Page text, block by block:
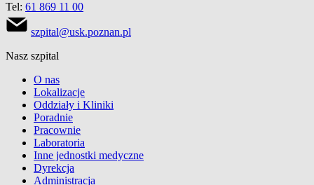
Tel: 61 869 11 00
szpital@usk.poznan.pl
Nasz szpital
O nas
Lokalizacje
Oddziały i Kliniki
Poradnie
Pracownie
Laboratoria
Inne jednostki medyczne
Dyrekcja
Administracja